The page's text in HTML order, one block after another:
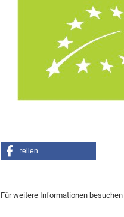
teilen
Für weitere Informationen